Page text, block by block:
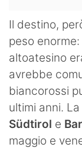
Il destino,
peso enorme:
altoatesino
avrebbe
biancorossi
ultimi anni.
Südtirol e
maggio e